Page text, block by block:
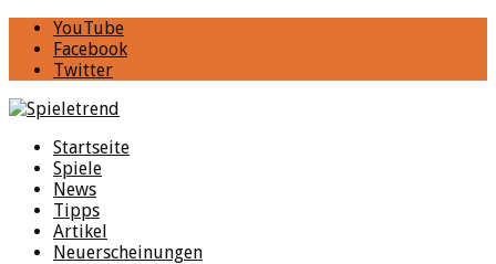
YouTube
Facebook
Twitter
Startseite
Spiele
News
Tipps
Artikel
Neuerscheinungen